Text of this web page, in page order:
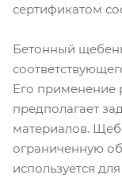
сертификатом
Бетонный
Его применение
предполагает
материалов.
ограниченную
используется